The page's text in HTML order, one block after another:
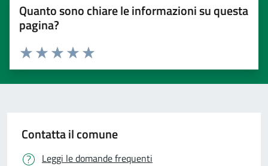
Quanto sono chiare le informazioni su questa
pagina?
Valuta 5 stelle su 5
Valuta 4 stelle su 5
Valuta 3 stelle su 5
Valuta 2 stelle su 5
Valuta 1 stelle su 5
Contatta il comune
Leggi le domande frequenti